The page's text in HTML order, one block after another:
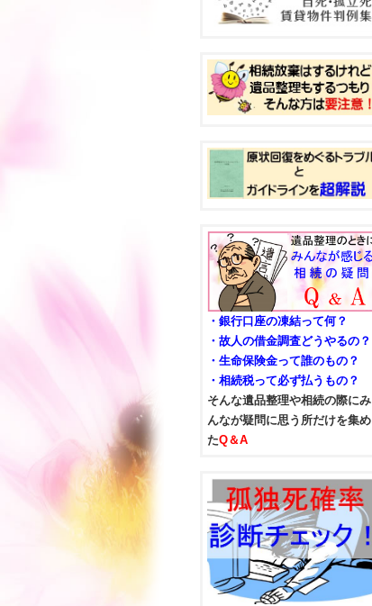
・銀行口座の凍結って何？
・故人の借金調査どうやるの？
・生命保険金って誰のもの？
・相続税って必ず払うもの？
そんな遺品整理や相続の際にみ
んなが疑問に思う所だけを集め
たQ＆A